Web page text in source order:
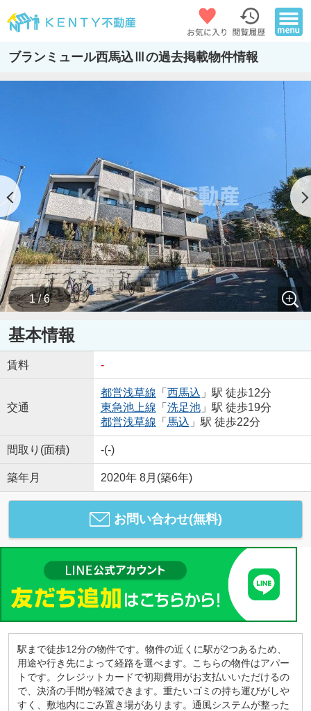
ブランミュール西馬込Ⅲの過去掲載物件情報
1 / 6
基本情報
賃料 -
交通
都営浅草線 「 西馬込 」駅 徒歩12分
東急池上線 「 洗足池」駅 徒歩19分
都営浅草線 「 馬込 」駅 徒歩22分
間取り(面積) -(-)
築年月 2020年 8月(築6年)
お問い合わせ(無料)
駅まで徒歩12分の物件です。物件の近くに駅が2つあるため、
用途や行き先によって経路を選べます。こちらの物件はアパー
トです。クレジットカードで初期費用がお支払いいただけるの
で、決済の手間が軽減できます。重たいゴミの持ち運びがしや
すく、敷地内にごみ置き場があります。通風システムが整った